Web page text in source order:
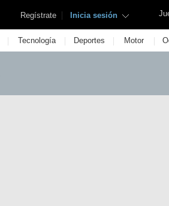
Regístrate | Inicia sesión
| Tecnología | Deportes | Motor |